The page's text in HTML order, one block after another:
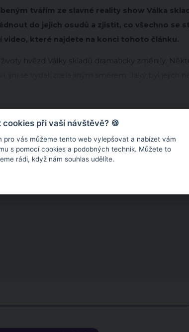
tvářím ze slavné reality show Válka
do jejich osudů a zjistit, co všechno se
video, které najdete na konci tohoto článku.
hvězd Války skladů dramaticky změnily.
cookies při vaší návštěvě? 🍪
pro vás můžeme tento web vylepšovat a nabízet vám
s pomocí cookies a podobných technik. Můžete to
rádi, když nám souhlas udělíte.